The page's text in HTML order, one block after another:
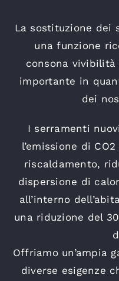
La sostituzione dei
una funzione
consona
importante in
dei
I serramenti
l’emissione di
riscaldamento,
dispersione di
all’interno
una riduzione del
Offriamo un’ampia
diverse esigenze